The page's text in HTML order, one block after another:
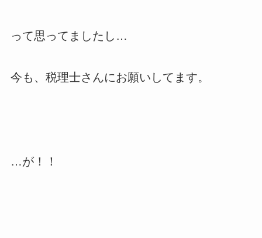
って思ってましたし…
今も、税理士さんにお願いしてます。
…が！！